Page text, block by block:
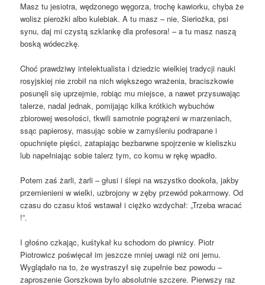
Masz tu jesiotra, wędzonego węgorza, trochę kawiorku, chyba że
wolisz pierożki albo kulebiak. A tu masz – nie, Sieriożka, psi
synu, daj mi czystą szklankę dla profesora! – a tu masz naszą
boską wódeczkę.
Choć prawdziwy intelektualista i dziedzic wielkiej tradycji nauki
rosyjskiej nie zrobił na nich większego wrażenia, braciszkowie
posunęli się uprzejmie, robiąc mu miejsce, a nawet przysuwając
talerze, nadal jednak, pomijając kilka krótkich wybuchów
zbiorowej wesołości, tkwili samotnie pogrążeni w marzeniach,
ssąc papierosy, masując sobie w zamyśleniu podrapane i
opuchnięte pięści, zatapiając bezbarwne spojrzenie w kieliszku
lub napełniając sobie talerz tym, co komu w rękę wpadło.
Potem zaś żarli, żarli – głusi i ślepi na wszystko dookoła, jakby
przemienieni w wielki, uzbrojony w zęby przewód pokarmowy. Od
czasu do czasu ktoś wstawał i ciężko wzdychał: „Trzeba wracać
!”.
I głośno czkając, kuśtykał ku schodom do piwnicy. Piotr
Piotrowicz poświęcał im jeszcze mniej uwagi niż oni jemu.
Wyglądało na to, że wystraszył się zupełnie bez powodu –
zaproszenie Gorszkowa było absolutnie szczere. Pierwszy raz